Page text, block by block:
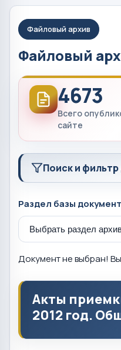
Файловый архив
Файловый
4673
Всего
сайте
Поиск и
Раздел базы
Документ не выбран!
Акты
2012 год.